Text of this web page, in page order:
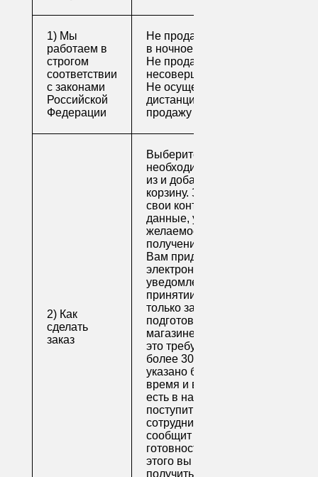
1) Мы
работаем в
строгом
соответствии
с законами
Российской
Федерации
Не продаем алкоголь
в ночное время
Не продаем алкоголь
несовершеннолетним
Не осуществляем
дистанционную
продажу
2) Как
сделать
заказ
Выберите
необходимые товары
из и добавьте их в
корзину. Заполните
свои контактные
данные, укажите
желаемое время
получения заказа.
Вам придет по
электронной почте
уведомление о
принятии заказа. Как
только заказ
подготовят в
магазине (обычно на
это требуется не
более 30 минут, если
указано ближайшее
время и весь товар
есть в наличии), вам
поступит письмо от
сотрудника, который
сообщит о
готовности. После
этого вы можете
получить свой заказ в